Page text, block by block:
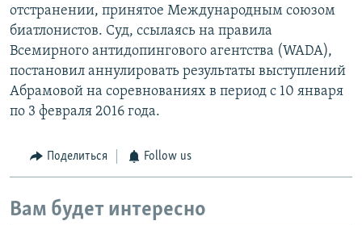
отстранении, принятое Международным союзом
биатлонистов. Суд, ссылаясь на правила
Всемирного антидопингового агентства (WADA),
постановил аннулировать результаты выступлений
Абрамовой на соревнованиях в период с 10 января
по 3 февраля 2016 года.
Поделиться Follow us
Вам будет интересно